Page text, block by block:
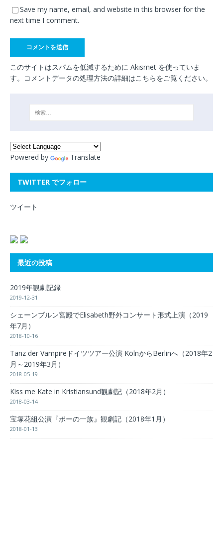
Save my name, email, and website in this browser for the
next time I comment.
このサイトはスパムを低減するために Akismet を使っていま
す。 コメントデータの処理方法の詳細はこちらをご覧ください。
Powered by Translate
TWITTER でフォロー
ツイート
最近の投稿
2019年観劇記録
2019-12-31
シェーンブルン宮殿でElisabeth野外コンサート形式上演（2019
年7月）
2018-10-16
Tanz der Vampireドイツツアー公演 KölnからBerlinへ（2018年2
月～2019年3月）
2018-05-19
Kiss me Kate in Kristiansund観劇記（2018年2月）
2018-03-14
宝塚花組公演『ポーの一族』観劇記（2018年1月）
2018-01-13